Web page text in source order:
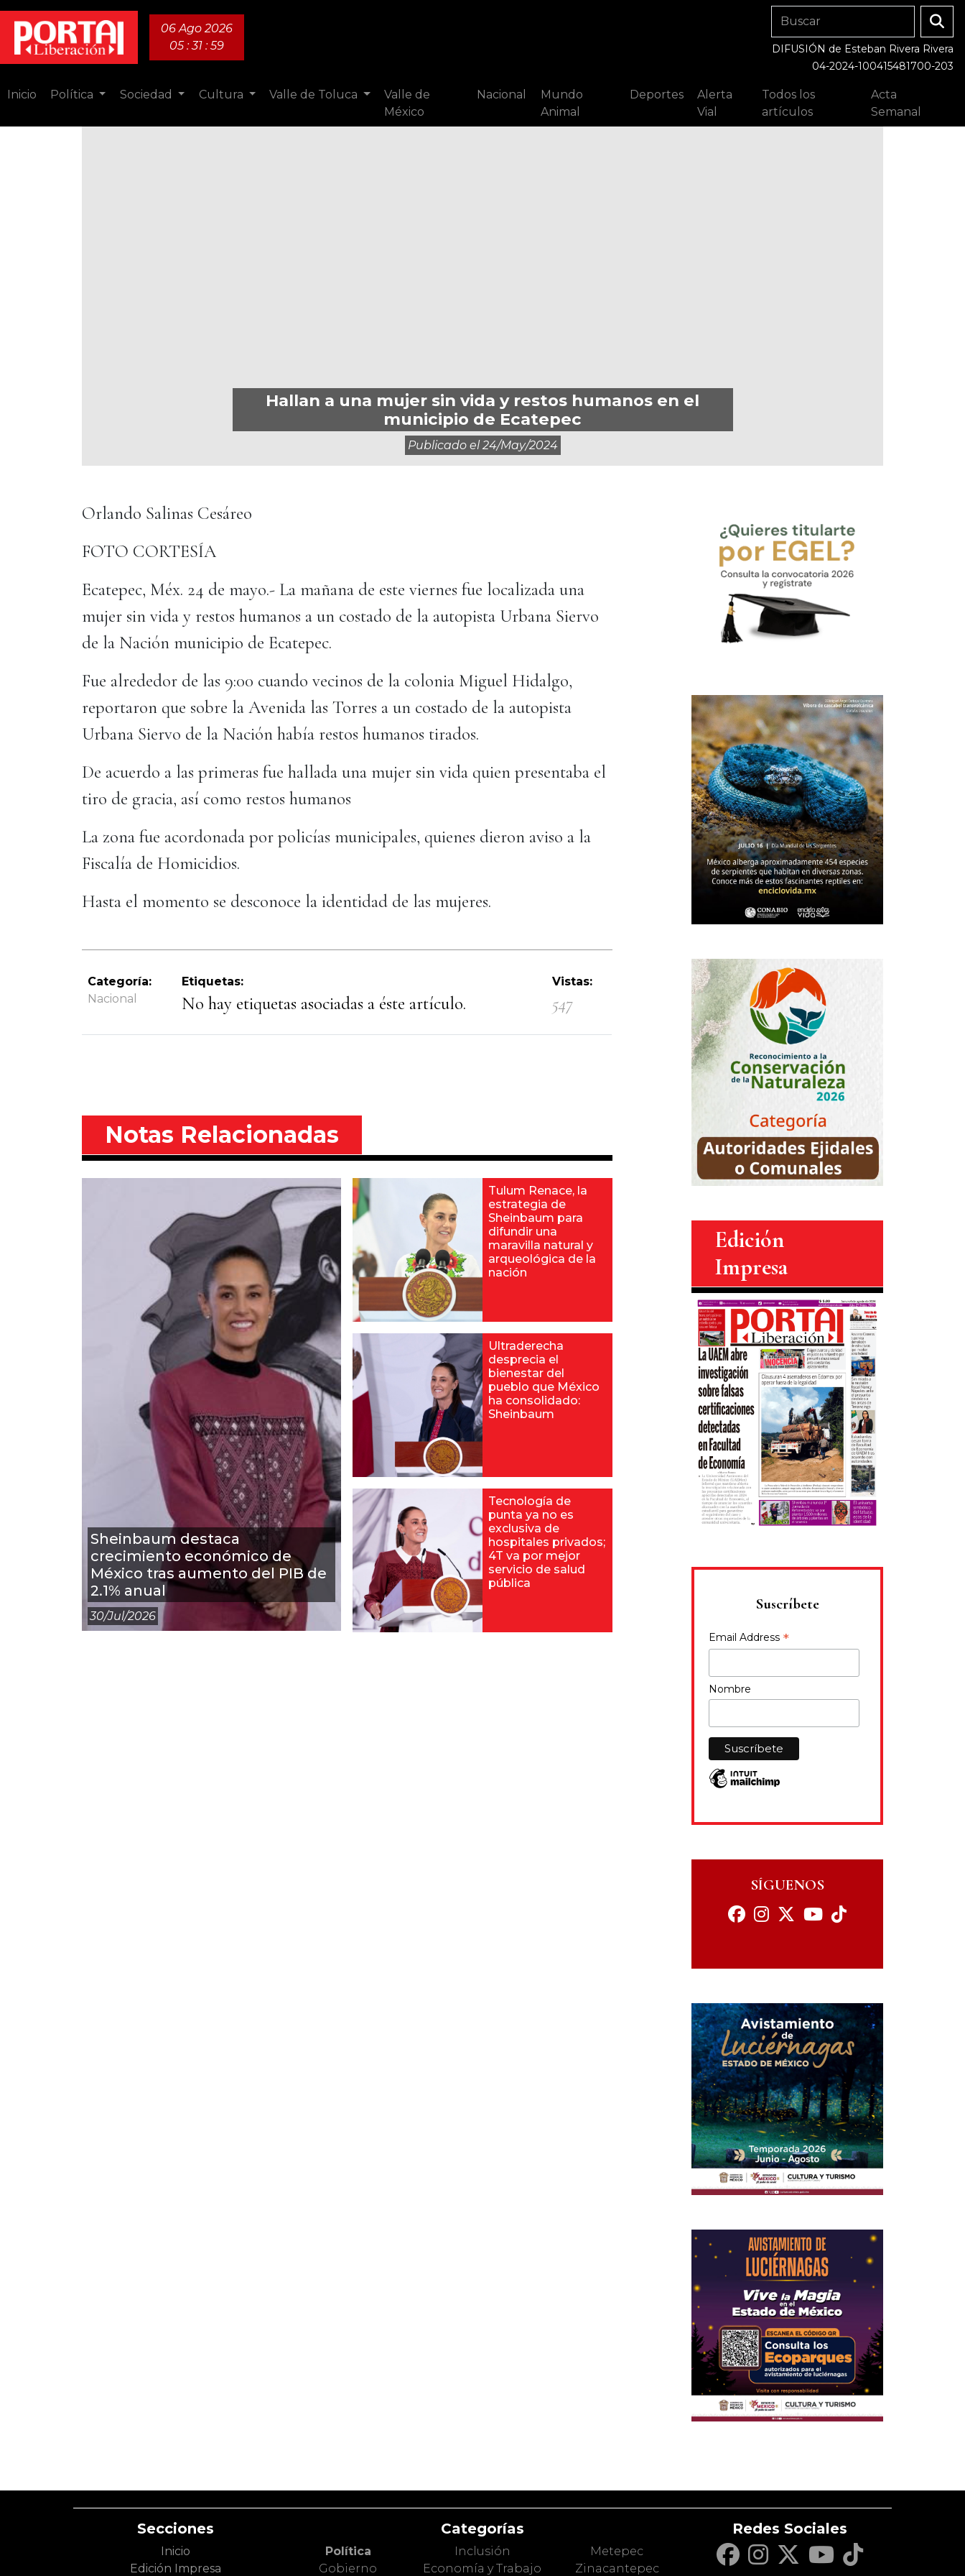
06 Ago 2026
05 : 31 : 59
DIFUSIÓN de Esteban Rivera Rivera
04-2024-100415481700-203
Inicio Política Sociedad Cultura Valle de Toluca
Valle de
México
Nacional
Mundo
Animal
Deportes
Alerta
Vial
Todos los
artículos
Acta
Semanal
Hallan a una mujer sin vida y restos humanos en el
municipio de Ecatepec
Publicado el24/may/2024
Orlando Salinas Cesáreo
FOTO CORTESÍA
Ecatepec, Méx. 24 de mayo.- La mañana de este viernes fue localizada una
mujer sin vida y restos humanos a un costado de la autopista Urbana Siervo
de la Nación municipio de Ecatepec.
Fue alrededor de las 9:00 cuando vecinos de la colonia Miguel Hidalgo,
reportaron que sobre la Avenida las Torres a un costado de la autopista
Urbana Siervo de la Nación había restos humanos tirados.
De acuerdo a las primeras fue hallada una mujer sin vida quien presentaba el
tiro de gracia, así como restos humanos
La zona fue acordonada por policías municipales, quienes dieron aviso a la
Fiscalía de Homicidios.
Hasta el momento se desconoce la identidad de las mujeres.
Categoría:
Nacional
Etiquetas:
No hay etiquetas asociadas a éste artículo.
Vistas:
547
Notas Relacionadas
Sheinbaum destaca
crecimiento económico de
México tras aumento del PIB de
2.1% anual
30/jul/2026
Tulum Renace, la
estrategia de
Sheinbaum para
difundir una
maravilla natural y
arqueológica de la
nación
Ultraderecha
desprecia el
bienestar del
pueblo que México
ha consolidado:
Sheinbaum
Tecnología de
punta ya no es
exclusiva de
hospitales privados;
4T va por mejor
servicio de salud
pública
Edición
Impresa
Suscríbete
Email Address *
Nombre
SÍGUENOS
Secciones
Inicio
Edición Impresa
Categorías
Política
Gobierno
Inclusión
Economía y Trabajo
Metepec
Zinacantepec
Redes Sociales